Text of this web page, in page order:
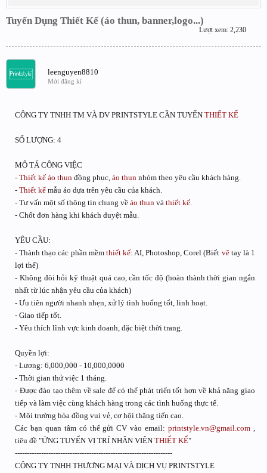
Tuyển Dụng Thiết Kế (áo thun, banner,logo...)
Lượt xem: 2,230
leenguyen8810
Mới đăng kí
CÔNG TY TNHH TM VÀ DV PRINTSTYLE CẦN TUYỂN THIẾT KẾ
SỐ LƯỢNG: 4
MÔ TẢ CÔNG VIỆC
- Thiết kế áo thun đồng phục, áo thun nhóm theo yêu cầu khách hàng.
- Thiết kế mẫu áo dựa trên yêu cầu của khách.
- Tư vấn một số thông tin chung về áo thun và thiết kế.
- Chốt đơn hàng khi khách duyệt mẫu.
YÊU CẦU:
- Thành thạo các phần mềm thiết kế: AI, Photoshop, Corel (Biết vẽtay là 1
lợi thế)
- Không đòi hỏi kỹ thuật quá cao, cần tốc độ (hoàn thành thời gian ngắn
nhất từ lúc nhận yêu cầu của khách)
- Ưu tiên người nhanh nhẹn, xử lý tình huống tốt, linh hoạt.
- Giao tiếp tốt.
- Yêu thích lĩnh vực kinh doanh, đặc biệt thời trang.
Quyền lợi:
- Lương: 6,000,000 - 10,000,0000
- Thời gian thử việc 1 tháng.
- Được đào tạo thêm về sale để có thể phát triển tốt hơn về khả năng giao
tiếp và làm việc cùng khách hàng trong các tình huống thực tế.
- Môi trường hòa đồng vui vẻ, cơ hội thăng tiến cao.
Các bạn quan tâm có thể gửi CV vào email:printstyle.vn@gmail.com ,
tiêu đề "ỨNG TUYỂN VỊ TRÍ NHÂN VIÊN THIẾT KẾ"
------------------------------------------------------------------
CÔNG TY TNHH THƯƠNG MẠI VÀ DỊCH VỤ PRINTSTYLE